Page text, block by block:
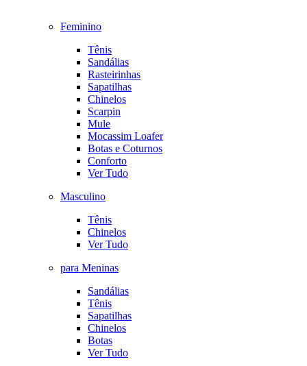
Feminino
Tênis
Sandálias
Rasteirinhas
Sapatilhas
Chinelos
Scarpin
Mule
Mocassim Loafer
Botas e Coturnos
Conforto
Ver Tudo
Masculino
Tênis
Chinelos
Ver Tudo
para Meninas
Sandálias
Tênis
Sapatilhas
Chinelos
Botas
Ver Tudo